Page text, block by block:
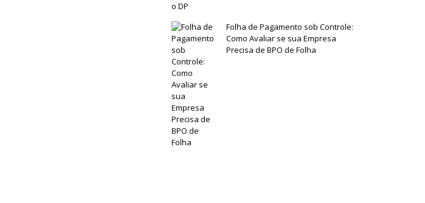
Folha de Pagamento sob Controle:
Como Avaliar se sua Empresa
Precisa de BPO de Folha